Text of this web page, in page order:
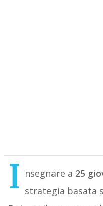
I nsegnare a 25
strategia basata